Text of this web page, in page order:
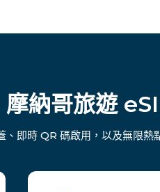
納哥旅遊
即時 QR 碼啟用，以及無限熱